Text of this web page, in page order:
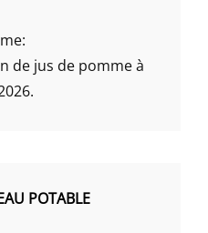
de jus de pomme à
POTABLE